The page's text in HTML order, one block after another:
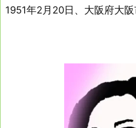
1951年2月20日、大阪府大阪